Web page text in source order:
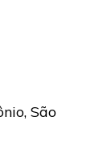
São